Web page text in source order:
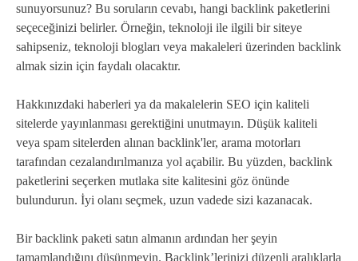
sunuyorsunuz? Bu soruların cevabı, hangi backlink paketlerini
seçeceğinizi belirler. Örneğin, teknoloji ile ilgili bir siteye
sahipseniz, teknoloji blogları veya makaleleri üzerinden backlink
almak sizin için faydalı olacaktır.
Hakkınızdaki haberleri ya da makalelerin SEO için kaliteli
sitelerde yayınlanması gerektiğini unutmayın. Düşük kaliteli
veya spam sitelerden alınan backlink'ler, arama motorları
tarafından cezalandırılmanıza yol açabilir. Bu yüzden, backlink
paketlerini seçerken mutlaka site kalitesini göz önünde
bulundurun. İyi olanı seçmek, uzun vadede sizi kazanacak.
Bir backlink paketi satın almanın ardından her şeyin
tamamlandığını düşünmeyin. Backlink’lerinizi düzenli aralıklarla